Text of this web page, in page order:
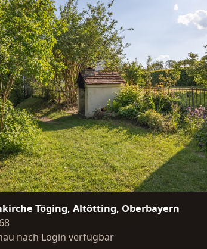
Töging, Altötting, Oberbayern
nach Login verfügbar